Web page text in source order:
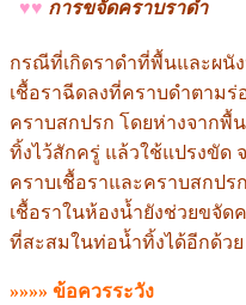
♥♥ การขจัดคราบราดำ
กรณีที่เกิดราดำที่พื้นและผนั
เชื้อราฉีดลงที่คราบดำตามร่
คราบสกปรก โดยห่างจากพื้
ทิ้งไว้สักครู่ แล้วใช้แปรงขัด
คราบเชื้อราและคราบสกป
เชื้อราในห้องน้ำยังช่วยขจัด
ที่สะสมในท่อน้ำทิ้งได้อีกด้วย
»»»» ข้อควรระวัง